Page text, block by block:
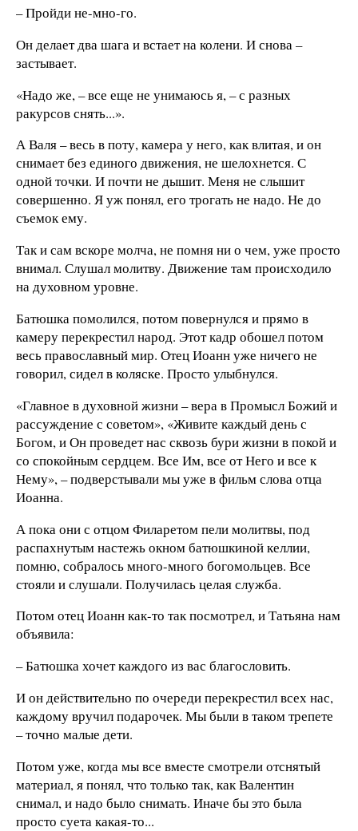
– Пройди не-мно-го.
Он делает два шага и встает на колени. И снова –
застывает.
«Надо же, – все еще не унимаюсь я, – с разных
ракурсов снять...».
А Валя – весь в поту, камера у него, как влитая, и он
снимает без единого движения, не шелохнется. С
одной точки. И почти не дышит. Меня не слышит
совершенно. Я уж понял, его трогать не надо. Не до
съемок ему.
Так и сам вскоре молча, не помня ни о чем, уже просто
внимал. Слушал молитву. Движение там происходило
на духовном уровне.
Батюшка помолился, потом повернулся и прямо в
камеру перекрестил народ. Этот кадр обошел потом
весь православный мир. Отец Иоанн уже ничего не
говорил, сидел в коляске. Просто улыбнулся.
«Главное в духовной жизни – вера в Промысл Божий и
рассуждение с советом», «Живите каждый день с
Богом, и Он проведет нас сквозь бури жизни в покой и
со спокойным сердцем. Все Им, все от Него и все к
Нему», – подверстывали мы уже в фильм слова отца
Иоанна.
А пока они с отцом Филаретом пели молитвы, под
распахнутым настежь окном батюшкиной келлии,
помню, собралось много-много богомольцев. Все
стояли и слушали. Получилась целая служба.
Потом отец Иоанн как-то так посмотрел, и Татьяна нам
объявила:
– Батюшка хочет каждого из вас благословить.
И он действительно по очереди перекрестил всех нас,
каждому вручил подарочек. Мы были в таком трепете
– точно малые дети.
Потом уже, когда мы все вместе смотрели отснятый
материал, я понял, что только так, как Валентин
снимал, и надо было снимать. Иначе бы это была
просто суета какая-то...